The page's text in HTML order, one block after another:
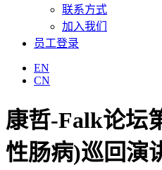
联系方式
加入我们
员工登录
EN
CN
康哲-Falk论坛
性肠病)巡回演